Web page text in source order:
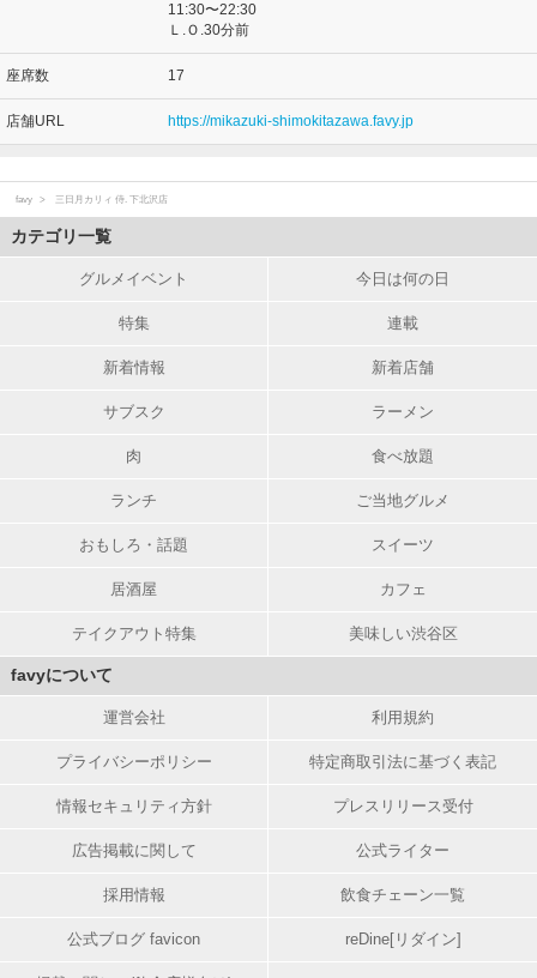
11:30〜22:30
Ｌ.Ｏ.30分前
座席数 17
店舗URL https://mikazuki-shimokitazawa.favy.jp
favy 三日月カリィ 侍. 下北沢店
カテゴリ一覧
グルメイベント 今日は何の日
特集 連載
新着情報 新着店舗
サブスク ラーメン
肉 食べ放題
ランチ ご当地グルメ
おもしろ・話題 スイーツ
居酒屋 カフェ
テイクアウト特集 美味しい渋谷区
favyについて
運営会社 利用規約
プライバシーポリシー 特定商取引法に基づく表記
情報セキュリティ方針 プレスリリース受付
広告掲載に関して 公式ライター
採用情報 飲食チェーン一覧
公式ブログ favicon reDine[リダイン]